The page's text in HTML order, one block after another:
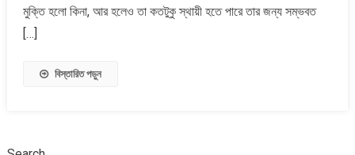
মুক্তি হলো কিনা, আর হলেও তা কতটুকু স্থায়ী হতে পারে তার জন্য সম্ভবত
[…]
বিস্তারিত পড়ুন